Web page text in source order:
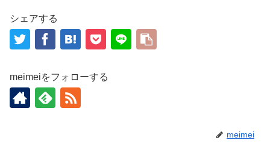
シェアする
meimeiをフォローする
meimei